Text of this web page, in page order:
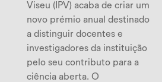
Viseu (IPV) acaba de criar um
novo prémio anual destinado
a distinguir docentes e
investigadores da instituição
pelo seu contributo para a
ciência aberta. O